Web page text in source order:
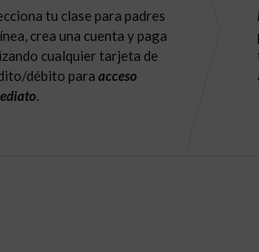
tu clase para padres
crea una cuenta y paga
cualquier tarjeta de
débito para acceso
.